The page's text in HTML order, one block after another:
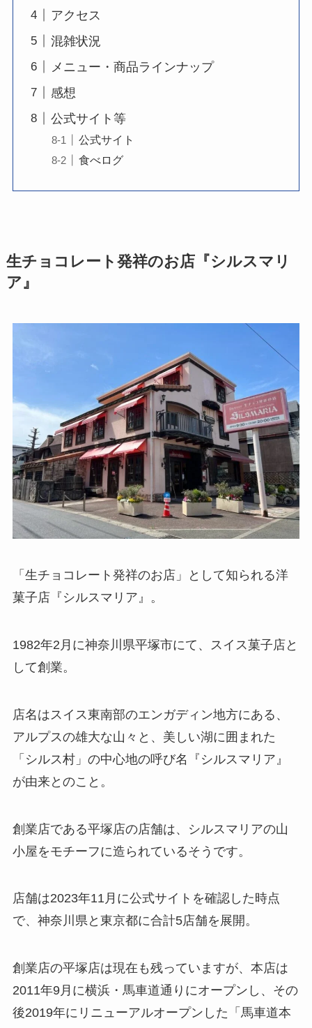
アクセス
混雑状況
メニュー・商品ラインナップ
感想
公式サイト等
公式サイト
食べログ
生チョコレート発祥のお店『シルスマリ
ア』
「生チョコレート発祥のお店」として知られる洋
菓子店『シルスマリア』。
1982年2月に神奈川県平塚市にて、スイス菓子店と
して創業。
店名はスイス東南部のエンガディン地方にある、
アルプスの雄大な山々と、美しい湖に囲まれた
「シルス村」の中心地の呼び名『シルスマリア』
が由来とのこと。
創業店である平塚店の店舗は、シルスマリアの山
小屋をモチーフに造られているそうです。
店舗は2023年11月に公式サイトを確認した時点
で、神奈川県と東京都に合計5店舗を展開。
創業店の平塚店は現在も残っていますが、本店は
2011年9月に横浜・馬車道通りにオープンし、その
後2019年にリニューアルオープンした「馬車道本